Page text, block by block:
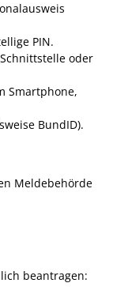
BW
PIN.
oder
Smartphone,
BundID).
Meldebehörde
beantragen: